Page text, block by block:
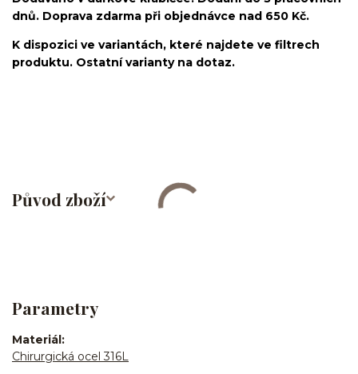
dnů. Doprava zdarma při objednávce nad 650 Kč.
K dispozici ve variantách, které najdete ve filtrech
produktu. Ostatní varianty na dotaz.
Původ zboží
Parametry
Materiál
Chirurgická ocel 316L